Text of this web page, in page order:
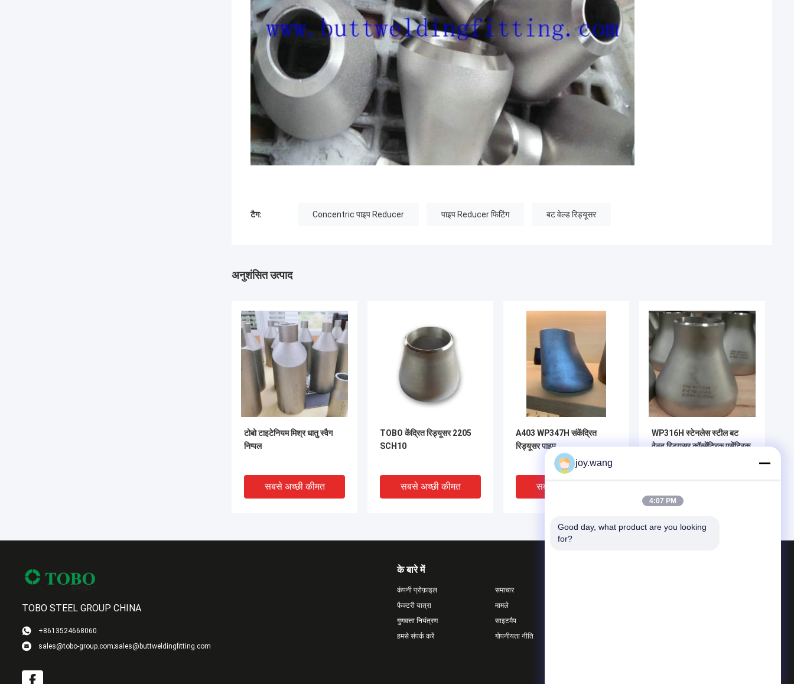
टैग: Concentric पाइप Reducer पाइप Reducer फिटिंग बट वेल्ड रिड्यूसर
अनुशंसित उत्पाद
टोबो टाइटेनियम मिश्र धातु स्वैग
निप्पल
सबसे अच्छी कीमत
TOBO केंद्रित रिड्यूसर 2205
SCH10
सबसे अच्छी कीमत
A403 WP347H संकेंद्रित
रिड्यूसर पाइप
सबसे अच्छी कीमत
WP316H स्टेनलेस स्टील बट
वेल्ड रिड्यूसर कॉन्सेंट्रिक एसेंट्रिक
VIDEO
TOBO STEEL GROUP CHINA
+8613524668060
sales@tobo-group.com;sales@buttweldingfitting.com
के बारे में
कंपनी प्रोफ़ाइल
फैक्टरी यात्रा
गुणवत्ता नियंत्रण
हमसे संपर्क करें
समाचार
मामले
साइटमैप
गोपनीयता नीति
joy.wang
4:07 PM
Good day, what product are you looking
for?